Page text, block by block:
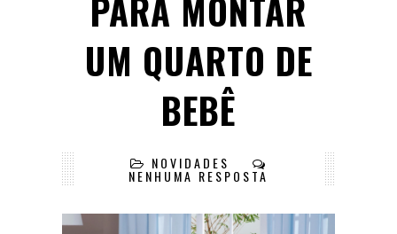
PARA MONTAR
UM QUARTO DE
BEBÊ
NOVIDADES
NENHUMA RESPOSTA